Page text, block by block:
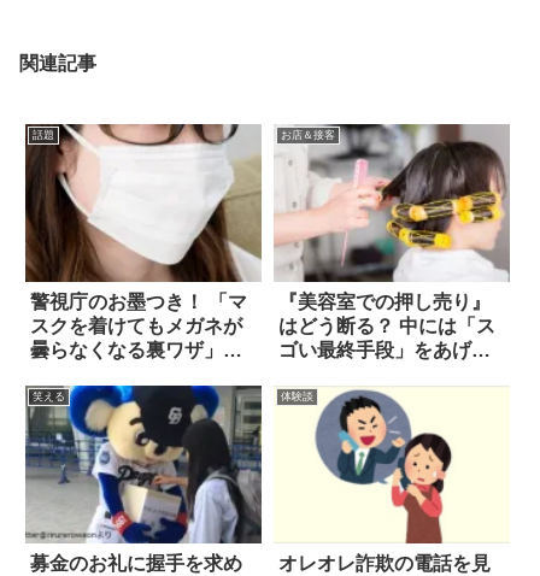
関連記事
話題
警視庁のお墨つき！ 「マ
スクを着けてもメガネが
曇らなくなる裏ワザ」が
お店＆接客
『美容室での押し売り』
はどう断る？ 中には「ス
ゴい最終手段」をあげる
笑える
募金のお礼に握手を求め
体験談
オレオレ詐欺の電話を見